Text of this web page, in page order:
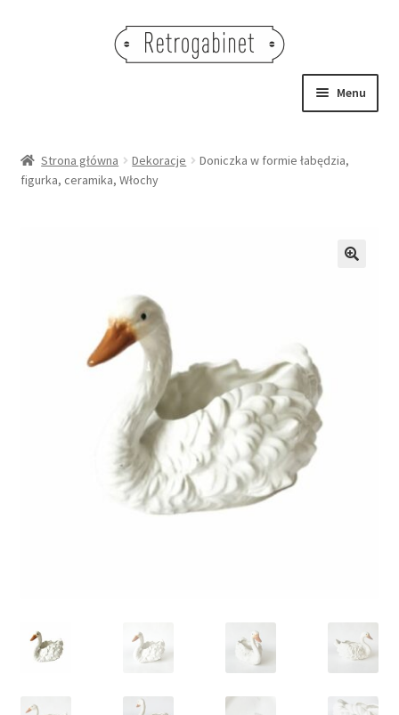
Menu
OBRAZY
OŚWIETLENIE
Strona główna Dekoracje
Doniczka w formie łabędzia,
figurka, ceramika, Włochy